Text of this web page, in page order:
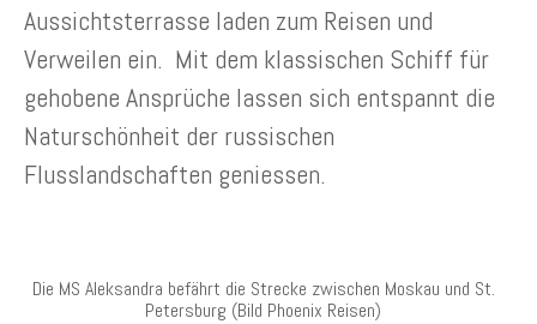
Aussichtsterrasse laden zum Reisen und
Verweilen ein. Mit dem klassischen Schiff für
gehobene Ansprüche lassen sich entspannt die
Naturschönheit der russischen
Flusslandschaften geniessen.
Die MS Aleksandra befährt die Strecke zwischen Moskau und St.
Petersburg (Bild Phoenix Reisen)